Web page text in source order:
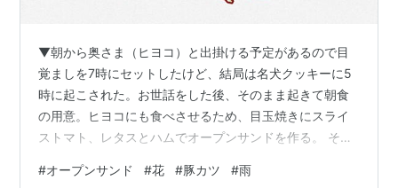
▼朝から奥さま（ヒヨコ）と出掛ける予定があるので目
覚ましを7時にセットしたけど、結局は名犬クッキーに5
時に起こされた。お世話をした後、そのまま起きて朝食
の用意。ヒヨコにも食べさせるため、目玉焼きにスライ
ストマト、レタスとハムでオープンサンドを作る。 そし
も少し葉桜になりかけてるけどまだ花は多く咲いてい
#オープンサンド #花 #豚カツ #雨